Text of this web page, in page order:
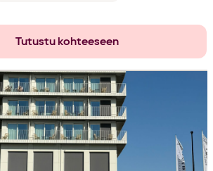
Tutustu kohteeseen